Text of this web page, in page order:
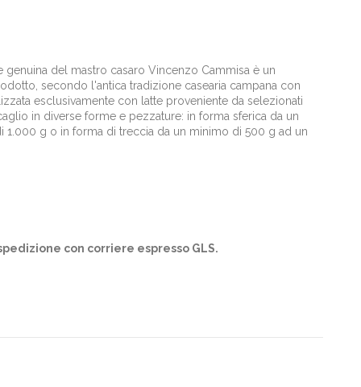
genuina del mastro casaro Vincenzo Cammisa è un
secondo l'antica tradizione casearia campana con
esclusivamente con latte proveniente da selezionati
in diverse forme e pezzature: in forma sferica da un
1.000 g o in forma di treccia da un minimo di 500 g ad un
con corriere espresso GLS.